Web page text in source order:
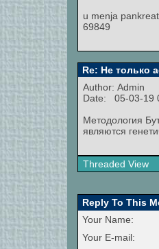
u menja
69849
Re: Не только
Author: Admin
Date: 05-03-19
Методология
являются
Threaded View
Reply To This
Your Name:
Your E-mail: